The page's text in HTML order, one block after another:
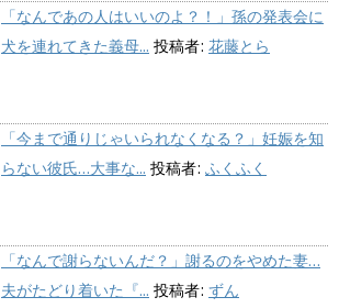
「なんであの人はいいのよ？！」孫の発表会に
犬を連れてきた義母... 投稿者: 花藤とら
「今まで通りじゃいられなくなる？」妊娠を知
らない彼氏…大事な... 投稿者: ふくふく
「なんで謝らないんだ？」謝るのをやめた妻…
夫がたどり着いた『... 投稿者: ずん